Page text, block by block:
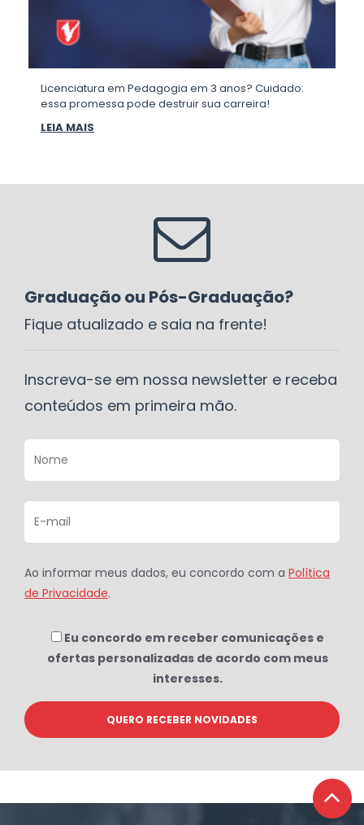
Licenciatura em Pedagogia em 3 anos? Cuidado:
essa promessa pode destruir sua carreira!
LEIA MAIS
Graduação ou Pós-Graduação?
Fique atualizado e saia na frente!
Inscreva-se em nossa newsletter e receba
conteúdos em primeira mão.
Ao informar meus dados, eu concordo com a Política
de Privacidade.
Eu concordo em receber comunicações e
ofertas personalizadas de acordo com meus
interesses.